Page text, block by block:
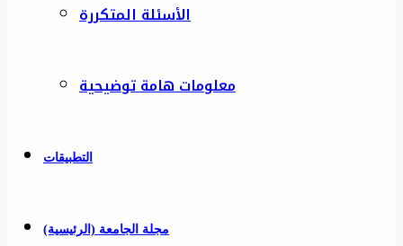
الأسئلة المتكررة
معلومات هامة توضيحية
التطبيقات
مجلة الجامعة (الرئيسية)